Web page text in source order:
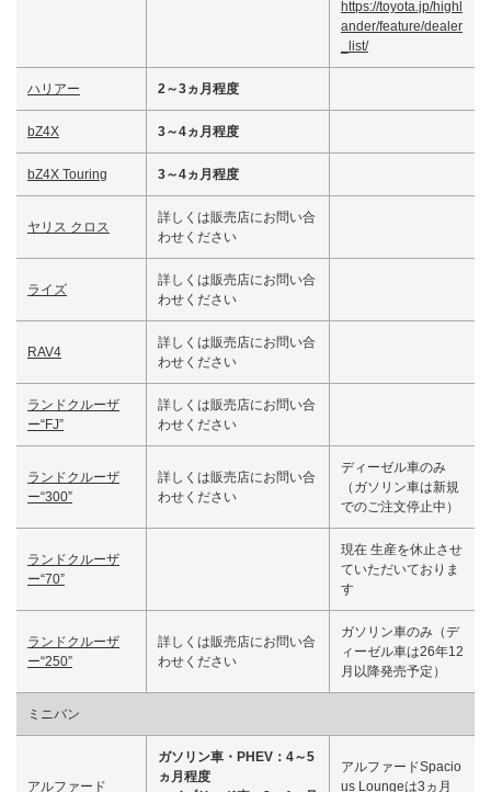
https://toyota.jp/highl
ander/feature/dealer
_list/
ハリアー 2～3ヵ月程度
bZ4X 3～4ヵ月程度
bZ4X Touring 3～4ヵ月程度
ヤリス クロス
詳しくは販売店にお問い合
わせください
ライズ
詳しくは販売店にお問い合
わせください
RAV4
詳しくは販売店にお問い合
わせください
ランドクルーザ
ー“FJ”
詳しくは販売店にお問い合
わせください
ランドクルーザ
ー“300”
詳しくは販売店にお問い合
わせください
ディーゼル車のみ
（ガソリン車は新規
でのご注文停止中）
ランドクルーザ
ー“70”
現在 生産を休止させ
ていただいておりま
す
ランドクルーザ
ー“250”
詳しくは販売店にお問い合
わせください
ガソリン車のみ（デ
ィーゼル車は26年12
月以降発売予定）
ミニバン
アルファード
ガソリン車・PHEV：4～5
ヵ月程度
アルファードSpacio
us Loungeは3ヵ月